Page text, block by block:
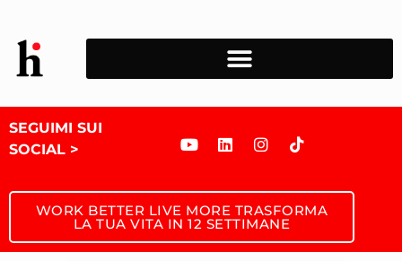
SEGUIMI SUI
SOCIAL >
WORK BETTER LIVE MORE TRASFORMA
LA TUA VITA IN 12 SETTIMANE